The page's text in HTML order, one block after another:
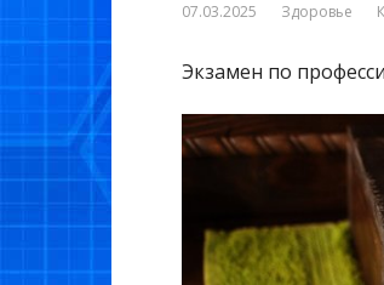
07.03.2025 Здоровье
Экзамен по